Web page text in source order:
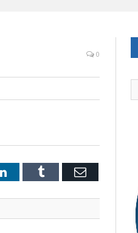
0
LinkedInTumblr Email